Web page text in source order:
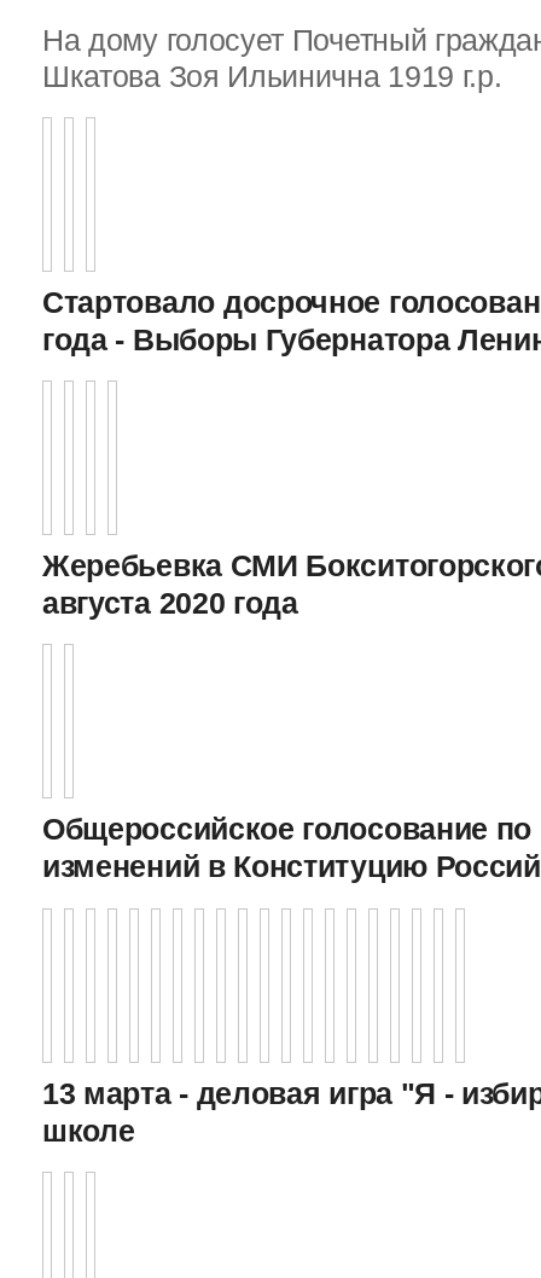
На дому голосует Почетный
Шкатова Зоя Ильинична 1919 г.р.
Стартовало досрочное
года - Выборы Губернатора
Жеребьевка СМИ
августа 2020 года
Общероссийское голосование
изменений в Конституцию
13 марта - деловая игра "Я -
школе